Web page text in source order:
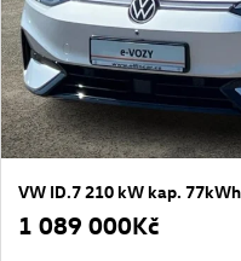
VW ID.7 210 kW kap.
1 089 000Kč